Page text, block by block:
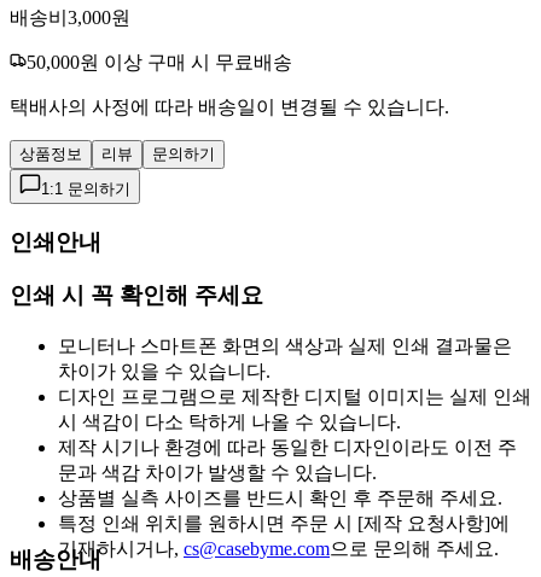
배송비 3,000원
50,000원 이상 구매 시 무료배송
택배사의 사정에 따라 배송일이 변경될 수 있습니다.
상품정보 리뷰
문의하기
1:1 문의하기
인쇄안내
인쇄 시 꼭 확인해 주세요
모니터나 스마트폰 화면의 색상과 실제 인쇄 결과물은
차이가 있을 수 있습니다.
디자인 프로그램으로 제작한 디지털 이미지는 실제 인쇄
시 색감이 다소 탁하게 나올 수 있습니다.
제작 시기나 환경에 따라 동일한 디자인이라도 이전 주
문과 색감 차이가 발생할 수 있습니다.
상품별 실측 사이즈를 반드시 확인 후 주문해 주세요.
특정 인쇄 위치를 원하시면 주문 시 [제작 요청사항]에
기재하시거나, cs@casebyme.com으로 문의해 주세요.
배송안내